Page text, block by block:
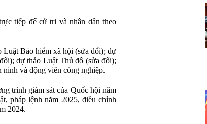
tiếp để cử tri và nhân dân theo
Luật Bảo hiểm xã hội (sửa đổi); dự
dự thảo Luật Thủ đô (sửa đổi);
và động viên công nghiệp.
trình giám sát của Quốc hội năm
pháp lệnh năm 2025, điều chỉnh
2024.